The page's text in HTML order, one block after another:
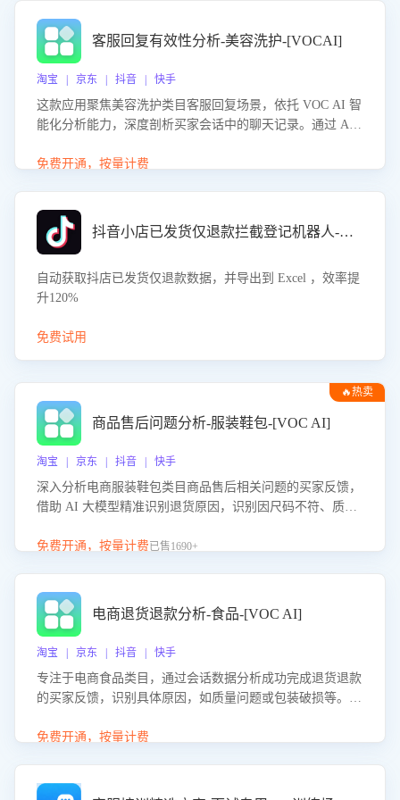
客服回复有效性分析-美容洗护-[VOCAI]
淘宝 | 京东 | 抖音 | 快手
这款应用聚焦美容洗护类目客服回复场景，依托 VOC AI 智
能化分析能力，深度剖析买家会话中的聊天记录。通过 AI
答的有效性与完整性，输出针对性改进策略，助力商家快速
免费开通，按量计费
抖音小店已发货仅退款拦截登记机器人-八爪鱼
自动获取抖店已发货仅退款数据，并导出到 Excel ，效率提
升120%
免费试用
🔥热卖
商品售后问题分析-服装鞋包-[VOC AI]
淘宝 | 京东 | 抖音 | 快手
深入分析电商服装鞋包类目商品售后相关问题的买家反馈，
借助 AI 大模型精准识别退货原因，识别因尺码不符、质量
议，助力商家优化产品或服务，实现销售额的显著提升。
免费开通，按量计费已售1690+
电商退货退款分析-食品-[VOC AI]
淘宝 | 京东 | 抖音 | 快手
专注于电商食品类目，通过会话数据分析成功完成退货退款
的买家反馈，识别具体原因，如质量问题或包装破损等。结
商家降低退款率，提升售后效率。
免费开通，按量计费